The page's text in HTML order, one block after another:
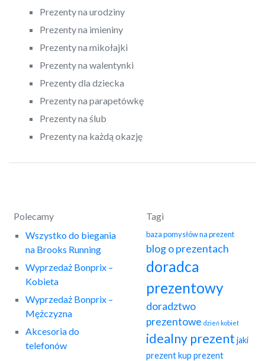
Prezenty na urodziny
Prezenty na imieniny
Prezenty na mikołajki
Prezenty na walentynki
Prezenty dla dziecka
Prezenty na parapetówkę
Prezenty na ślub
Prezenty na każdą okazję
Polecamy
Wszystko do biegania
na Brooks Running
Wyprzedaż Bonprix –
Kobieta
Wyprzedaż Bonprix –
Mężczyzna
Akcesoria do
telefonów
Tagi
baza pomysłów na prezent
blog o prezentach
doradca
prezentowy
doradztwo
prezentowe dzień kobiet
idealny prezent jaki
prezentkup prezent